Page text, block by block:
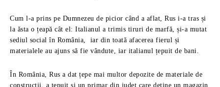
Cum l-a prins pe Dumnezeu de picior când a aflat, Rus i-a tras și
la ăsta o țeapă cât el: Italianul a trimis tiruri de marfă, și-a mutat
sediul social în România, iar din toată afacerea fierul și
materialele au ajuns să fie vândute, iar italianul țepuit de bani.
În România, Rus a dat țepe mai multor depozite de materiale de
construcții, a țepuit și un primar din județ care deține un magazin